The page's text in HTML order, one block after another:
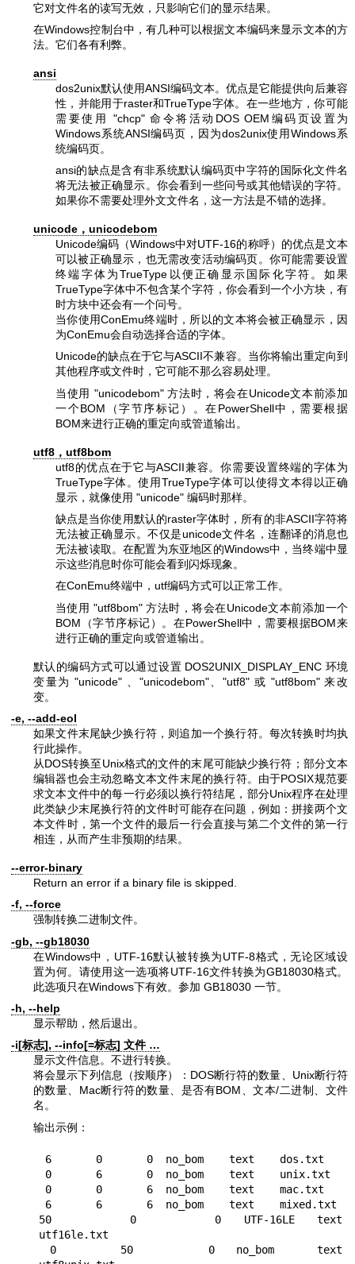
它对文件名的读写无效，只影响它们的显示结果。
在Windows控制台中，有几种可以根据文本编码来显示文本的方
法。它们各有利弊。
ansi
dos2unix默认使用ANSI编码文本。优点是它能提供向后兼容
性，并能用于raster和TrueType字体。在一些地方，你可能
需要使用 "chcp"命令将活动DOS OEM编码页设置为
Windows系统ANSI编码页，因为dos2unix使用Windows系
统编码页。
ansi的缺点是含有非系统默认编码页中字符的国际化文件名
将无法被正确显示。你会看到一些问号或其他错误的字符。
如果你不需要处理外文文件名，这一方法是不错的选择。
unicode，unicodebom
Unicode编码（Windows中对UTF-16的称呼）的优点是文本
可以被正确显示，也无需改变活动编码页。你可能需要设置
终端字体为TrueType以便正确显示国际化字符。如果
TrueType字体中不包含某个字符，你会看到一个小方块，有
时方块中还会有一个问号。
当你使用ConEmu终端时，所以的文本将会被正确显示，因
为ConEmu会自动选择合适的字体。
Unicode的缺点在于它与ASCII不兼容。当你将输出重定向到
其他程序或文件时，它可能不那么容易处理。
当使用 "unicodebom"方法时，将会在Unicode文本前添加
一个BOM（字节序标记）。在PowerShell中，需要根据
BOM来进行正确的重定向或管道输出。
utf8，utf8bom
utf8的优点在于它与ASCII兼容。你需要设置终端的字体为
TrueType字体。使用TrueType字体可以使得文本得以正确
显示，就像使用 "unicode" 编码时那样。
缺点是当你使用默认的raster字体时，所有的非ASCII字符将
无法被正确显示。不仅是unicode文件名，连翻译的消息也
无法被读取。在配置为东亚地区的Windows中，当终端中显
示这些消息时你可能会看到闪烁现象。
在ConEmu终端中，utf编码方式可以正常工作。
当使用 "utf8bom"方法时，将会在Unicode文本前添加一个
BOM（字节序标记）。在PowerShell中，需要根据BOM来
进行正确的重定向或管道输出。
默认的编码方式可以通过设置 DOS2UNIX_DISPLAY_ENC 环境
变量为"unicode" "unicodebom"、 "utf8"或 "utf8bom"来改
变。
-e, --add-eol
如果文件末尾缺少换行符，则追加一个换行符。每次转换时均执
行此操作。
从DOS转换至Unix格式的文件的末尾可能缺少换行符；部分文本
编辑器也会主动忽略文本文件末尾的换行符。由于POSIX规范要
求文本文件中的每一行必须以换行符结尾，部分Unix程序在处理
此类缺少末尾换行符的文件时可能存在问题，例如：拼接两个文
本文件时，第一个文件的最后一行会直接与第二个文件的第一行
相连，从而产生非预期的结果。
--error-binary
Return an error if a binary file is skipped.
-f, --force
强制转换二进制文件。
-gb, --gb18030
在Windows中，UTF-16默认被转换为UTF-8格式，无论区域设
置为何。请使用这一选项将UTF-16文件转换为GB18030格式。
此选项只在Windows下有效。参加 GB18030 一节。
-h, --help
显示帮助，然后退出。
-i[标志], --info[=标志] 文件 …
显示文件信息。不进行转换。
将会显示下列信息（按顺序）：DOS断行符的数量、Unix断行符
的数量、Mac断行符的数量、是否有BOM、文本/二进制、文件
名。
输出示例：
50       0       0  UTF-16LE  text
utf16le.txt